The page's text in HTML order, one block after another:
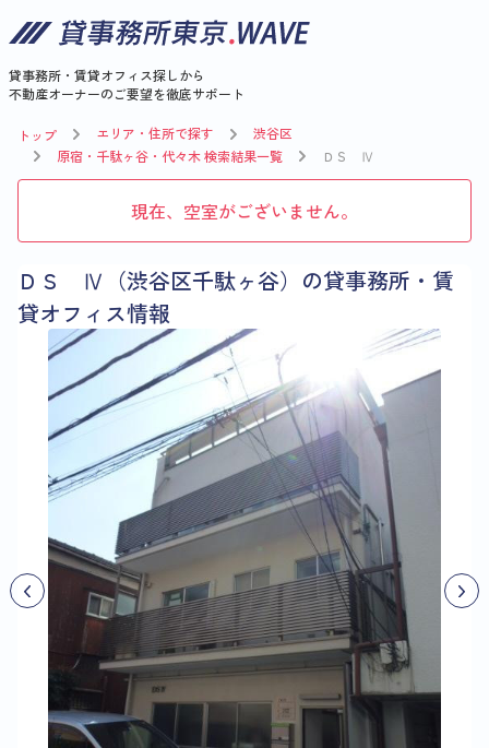
貸事務所・賃貸オフィス探しから
不動産オーナーのご要望を徹底サポート
トップ エリア・住所で探す
渋谷区
原宿・千駄ヶ谷・代々木 検索結果一覧
ＤＳ Ⅳ
現在、空室がございません。
ＤＳ Ⅳ（渋谷区千駄ヶ谷）の貸事務所・賃
貸オフィス情報